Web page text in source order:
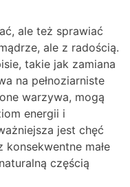
ale też sprawiać
ale z radością.
takie jak zamiana
na pełnoziarniste
warzywa, mogą
energii i
jest chęć
małe
częścią